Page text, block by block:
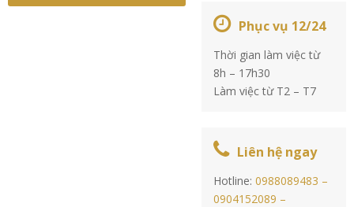
Phục vụ 12/24
Thời gian làm việc từ
8h – 17h30
Làm việc từ T2 – T7
Liên hệ ngay
Hotline:0988089483 –
0904152089 –